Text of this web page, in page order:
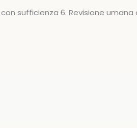
sufficienza 6. Revisione umana